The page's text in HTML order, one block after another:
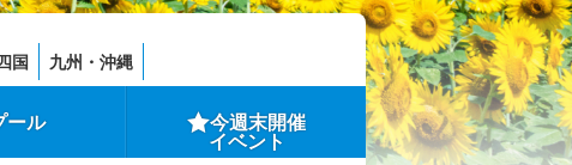
国 九州・沖縄
ール 今週末開催
イベント